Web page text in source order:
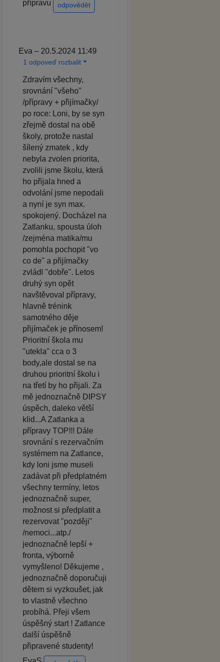
přípravu
odpovědět
Eva – 20.5.2024 11:49
1 odpoveď rozbalit
Zdravím všechny,
srovnání "všeho"
/přípravy + přijímačky/
po roce: Loni, by se syn
zřejmě dostal na obě
školy, protože nastal
šílený zmatek , kdy
nebyla zvolen priorita,
zvolili jsme školu, která
ho přijala hned a
odvolání jsme nepodali
a nyní je syn max.
spokojený. Docházel na
Zatlanku, spousta úloh
/zejména matika/mu
pomohla pochopit "vo
co de" a přijímačky
zvládl "dobře". Letos
druhý syn opět
navštěvoval přípravy,
hlavně trénink
samotného děje
přijímaček je přínosem!
Prioritní škola mu
"utekla" cca o 3
body,ale dostal se na
druhou prioritní školu i
na třetí by ho přijali. Za
mě jednoznačně DIPSY
úspěch, daleko větší
klid...A Zatlanka a
přípravy TOP!!! Dále
srovnání s rezervačním
systémem na Zatlance,
kdy loni jsme museli
zadávat při předplatném
všechny termíny, letos
jednoznačně super,
možnost si předplatit a
rezervovat "později"
/nemoci...atp./
jednoznačně lepší +
fronta, výborně
vymyšleno! Děkujeme ,
jednoznačně doporučuji
dětem si vyzkoušet, jak
to vlastně všechno
probíhá. Přeji všem
úspěšný start ! Zatlance
další úspěšně
připravené studenty!